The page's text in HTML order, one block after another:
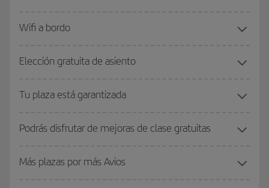
Wifi a bordo
Elección gratuita de asiento
Tu plaza está garantizada
Podrás disfrutar de mejoras de clase gratuitas
Más plazas por más Avios